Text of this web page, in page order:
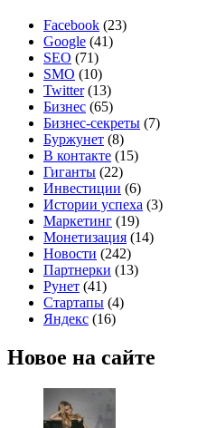
Facebook (23)
Google (41)
SEO (71)
SMO (10)
Twitter(13)
Бизнес (65)
Бизнес-секреты (7)
Буржунет (8)
В контакте (15)
Гиганты (22)
Инвестиции (6)
Истории успеха (3)
Маркетинг (19)
Монетизация (14)
Новости (242)
Партнерки (13)
Рунет (41)
Стартапы (4)
Яндекс (16)
Новое на сайте